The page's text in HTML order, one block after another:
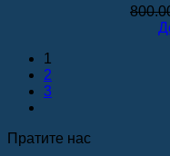
1
2
3
Пратите нас